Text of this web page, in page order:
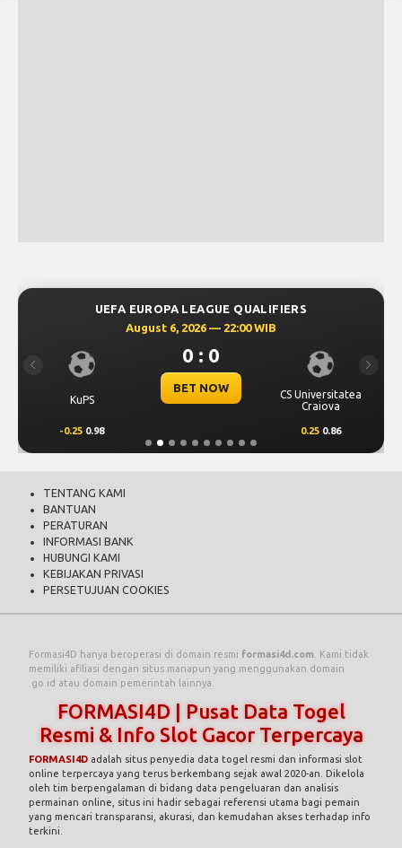
UEFA EUROPA LEAGUE QUALIFIERS
August 6, 2026 — 22:00 WIB
KuPS
0 : 0
BET NOW
CS Universitatea
Craiova
-0.25 0.98 0.25 0.86
Previous Next
TENTANG KAMI
BANTUAN
PERATURAN
INFORMASI BANK
HUBUNGI KAMI
KEBIJAKAN PRIVASI
PERSETUJUAN COOKIES
Formasi4D hanya beroperasi di domain resmi formasi4d.com . Kami tidak
memiliki afiliasi dengan situs manapun yang menggunakan domain
.go.id atau domain pemerintah lainnya.
FORMASI4D | Pusat Data Togel
Resmi & Info Slot Gacor Terpercaya
FORMASI4D adalah situs penyedia data togel resmi dan informasi slot
online terpercaya yang terus berkembang sejak awal 2020-an. Dikelola
oleh tim berpengalaman di bidang data pengeluaran dan analisis
permainan online, situs ini hadir sebagai referensi utama bagi pemain
yang mencari transparansi, akurasi, dan kemudahan akses terhadap info
terkini.